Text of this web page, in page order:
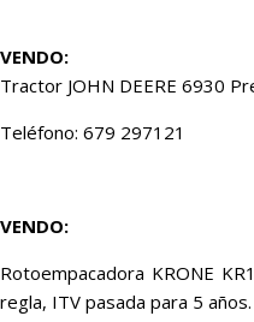
VENDO:
Tractor JOHN DEERE 6930
Teléfono: 679 297121
VENDO:
Rotoempacadora KRONE
regla, ITV pasada para 5 años.